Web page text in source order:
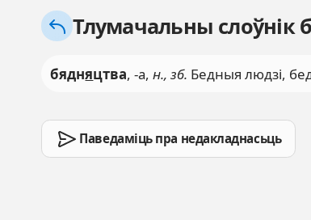
Тлумачальны слоўнік
бядняцтва, -а,н., зб. Бедныя людзі,
Паведаміць пра недакладнасьць